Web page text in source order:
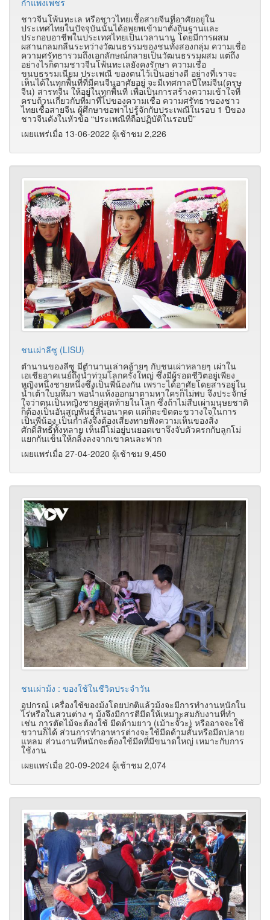
กำแพงเพชร
ชาวจีนโพ้นทะเล หรือชาวไทยเชื้อสายจีนที่อาศัยอยู่ใน
ประเทศไทยในปัจจุบันนั้นได้อพยพเข้ามาตั้งถิ่นฐานและ
ประกอบอาชีพในประเทศไทยเป็นเวลานาน โดยมีการผสม
ผสานกลมกลืนระหว่างวัฒนธรรมของชนทั้งสองกลุ่ม ความเชื่อ
ความศรัทธารวมถึงเอกลักษณ์กลายเป็นวัฒนธรรมผสม แต่ถึง
อย่างไรก็ตามชาวจีนโพ้นทะเลยังคงรักษา ความเชื่อ
ขนบธรรมเนียม ประเพณี ของตนไว้เป็นอย่างดี อย่างที่เราจะ
เห็นได้ในทุกพื้นที่ที่มีคนจีนอาศัยอยู่ จะมีเทศกาลปีใหม่จีน(ตรุษ
จีน) สารทจีน ให้อยู่ในทุกพื้นที่ เพื่อเป็นการสร้างความเข้าใจที่
ครบถ้วนเกี่ยวกับที่มาที่ไปของความเชื่อ ความศรัทธาของชาว
ไทยเชื้อสายจีน ผู้ศึกษาขอพาไปรู้จักกับประเพณีในรอบ 1 ปีของ
ชาวจีนดังในหัวข้อ “ประเพณีที่ถือปฏิบัติในรอบปี”
เผยแพร่เมื่อ 13-06-2022 ผู้เช้าชม 2,226
ชนเผ่าลีซู (LISU)
ตำนานของลีซู มีตำนานเล่าคล้ายๆ กับชนเผ่าหลายๆ เผ่าใน
เอเชียอาคเนย์ถึงน้ำท่วมโลกครั้งใหญ่ ซึ่งมีผู้รอดชีวิตอยู่เพียง
หญิงหนึ่งชายหนึ่งซึ่งเป็นพี่น้องกัน เพราะได้อาศัยโดยสารอยู่ใน
น้ำเต้าใบมหึมา พอน้ำแห้งออกมาตามหาใครก็ไม่พบ จึงประจักษ์
ใจว่าตนเป็นหญิงชายคู่สุดท้ายในโลก ซึ่งถ้าไม่สืบเผ่ามนุษยชาติ
ก็ต้องเป็นอันสูญพันธุ์สิ้นอนาคต แต่ก็ตะขิดตะขวางใจในการ
เป็นพี่น้อง เป็นกำลังจึงต้องเสี่ยงทายฟังความเห็นของสิ่ง
ศักดิ์สิทธิ์ทั้งหลาย เห็นมีโม่อยู่บนยอดเขาจึงจับตัวครกกับลูกโม่
แยกกันเข็นให้กลิ้งลงจากเขาคนละฟาก
เผยแพร่เมื่อ 27-04-2020 ผู้เช้าชม 9,450
ชนเผ่าม้ง : ของใช้ในชีวิตประจำวัน
อุปกรณ์ เครื่องใช้ของม้งโดยปกติแล้วม้งจะมีการทำงานหนักใน
ไร่หรือในสวนต่าง ๆ ม้งจึงมีการตีมีดให้เหมาะสมกับงานที่ทำ
เช่น การตัดไม้จะต้องใช้ มีดด้ามยาว (เม้าะจั๊วะ) หรืออาจจะใช้
ขวานก็ได้ ส่วนการทำอาหารต่างจะใช้มีดด้ามสั้นหรือมีดปลาย
แหลม ส่วนงานที่หนักจะต้องใช้มีดที่มีขนาดใหญ่ เหมาะกับการ
ใช้งาน
เผยแพร่เมื่อ 20-09-2024 ผู้เช้าชม 2,074